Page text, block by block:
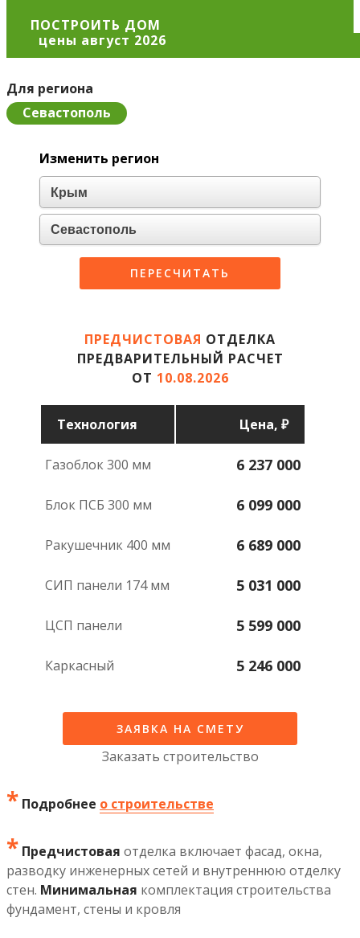
ПОСТРОИТЬ ДОМ
Для региона
Севастополь
Изменить регион
ПЕРЕСЧИТАТЬ
ПРЕДЧИСТОВАЯ ОТДЕЛКА
ПРЕДВАРИТЕЛЬНЫЙ РАСЧЕТ
ОТ 10.08.2026
Техноло­гия Цена, ₽
газоблок 300 мм 6 237 000
блок ПСБ 300 мм 6 099 000
ракушечник 400 мм 6 689 000
СИП панели 174 мм 5 031 000
ЦСП панели 5 599 000
каркасный 5 246 000
ЗАЯВКА НА СМЕТУ
Заказать строительство
* Подробнее о строительстве
* Предчистовая отделка включает фасад, окна,
разводку инженерных сетей и внутреннюю отделку
стен. Минимальная комплектация строительства
фундамент, стены и кровля